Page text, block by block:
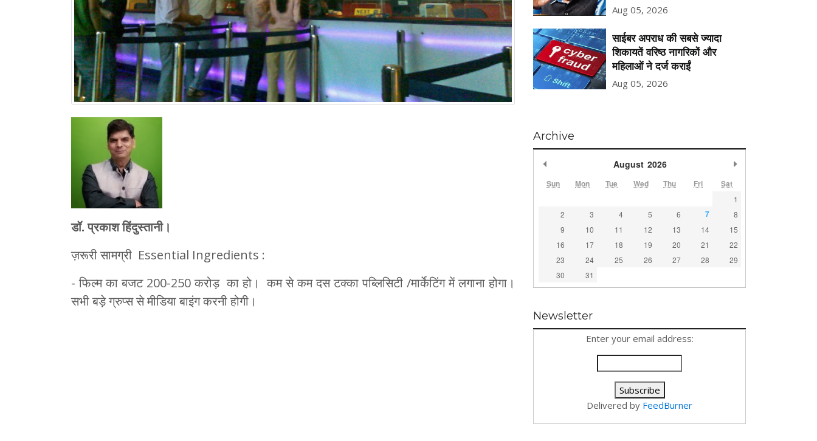
डॉ. प्रकाश हिंदुस्तानी।
ज़रूरी सामग्री Essential Ingredients :
- फिल्म का बजट 200-250 करोड़ का हो। कम से कम दस टक्का पब्लिसिटी /मार्केटिंग में लगाना होगा।
सभी बड़े ग्रुप्स से मीडिया बाइंग करनी होगी।
Aug 05, 2026
साईबर अपराध की सबसे ज्यादा
शिकायतें वरिष्ठ नागरिकों और
महिलाओं ने दर्ज कराईं
Aug 05, 2026
Archive
August 2026
Sun Mon Tue Wed Thu Fri Sat
1
2
3 4 5 6 7
8
9
10 11 12 13 14
15
16
17 18 19 20 21
22
23
24 25 26 27 28
29
30
31
Newsletter
Enter your email address:
Delivered by FeedBurner